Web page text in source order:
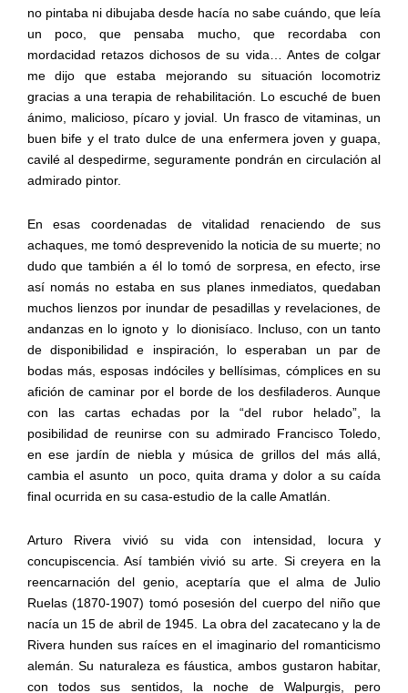
no pintaba ni dibujaba desde hacía no sabe cuándo, que leía
un poco, que pensaba mucho, que recordaba con
mordacidad retazos dichosos de su vida… Antes de colgar
me dijo que estaba mejorando su situación locomotriz
gracias a una terapia de rehabilitación. Lo escuché de buen
ánimo, malicioso, pícaro y jovial. Un frasco de vitaminas, un
buen bife y el trato dulce de una enfermera joven y guapa,
cavilé al despedirme, seguramente pondrán en circulación al
admirado pintor.
En esas coordenadas de vitalidad renaciendo de sus
achaques, me tomó desprevenido la noticia de su muerte; no
dudo que también a él lo tomó de sorpresa, en efecto, irse
así nomás no estaba en sus planes inmediatos, quedaban
muchos lienzos por inundar de pesadillas y revelaciones, de
andanzas en lo ignoto y lo dionisíaco. Incluso, con un tanto
de disponibilidad e inspiración, lo esperaban un par de
bodas más, esposas indóciles y bellísimas, cómplices en su
afición de caminar por el borde de los desfiladeros. Aunque
con las cartas echadas por la “del rubor helado”, la
posibilidad de reunirse con su admirado Francisco Toledo,
en ese jardín de niebla y música de grillos del más allá,
cambia el asunto
un poco, quita drama y dolor a su caída
final ocurrida en su casa-estudio de la calle Amatlán.
Arturo Rivera vivió su vida con intensidad, locura y
concupiscencia. Así también vivió su arte. Si creyera en la
reencarnación del genio, aceptaría que el alma de Julio
Ruelas (1870-1907) tomó posesión del cuerpo del niño que
nacía un 15 de abril de 1945. La obra del zacatecano y la de
Rivera hunden sus raíces en el imaginario del romanticismo
alemán. Su naturaleza es fáustica, ambos gustaron habitar,
con todos sus sentidos, la noche de Walpurgis, pero